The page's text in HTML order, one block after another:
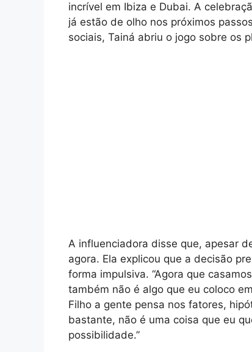
incrível em Ibiza e Dubai. A
já estão de olho nos próximos
sociais, Tainá abriu o jogo sobre os
A influenciadora disse que, apesar
agora. Ela explicou que a decisão
forma impulsiva. “Agora que
também não é algo que eu coloco
Filho a gente pensa nos fatores,
bastante, não é uma coisa que eu
possibilidade.”